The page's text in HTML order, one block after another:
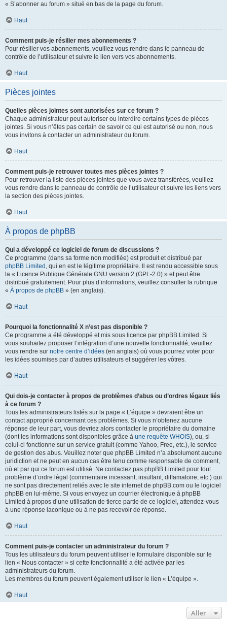
« S’abonner au forum » situé en bas de la page du forum.
Haut
Comment puis-je résilier mes abonnements ?
Pour résilier vos abonnements, veuillez vous rendre dans le panneau de
contrôle de l’utilisateur et suivre le lien vers vos abonnements.
Haut
Pièces jointes
Quelles pièces jointes sont autorisées sur ce forum ?
Chaque administrateur peut autoriser ou interdire certains types de pièces
jointes. Si vous n’êtes pas certain de savoir ce qui est autorisé ou non, nous
vous invitons à contacter un administrateur du forum.
Haut
Comment puis-je retrouver toutes mes pièces jointes ?
Pour retrouver la liste des pièces jointes que vous avez transférées, veuillez
vous rendre dans le panneau de contrôle de l’utilisateur et suivre les liens vers
la section des pièces jointes.
Haut
À propos de phpBB
Qui a développé ce logiciel de forum de discussions ?
Ce programme (dans sa forme non modifiée) est produit et distribué par
phpBB Limited , qui en est le légitime propriétaire. Il est rendu accessible sous
la « Licence Publique Générale GNU version 2 (GPL-2.0) » et peut être
distribué gratuitement. Pour plus d’informations, veuillez consulter la rubrique
« À propos de phpBB » (en anglais).
Haut
Pourquoi la fonctionnalité X n’est pas disponible ?
Ce programme a été développé et mis sous licence par phpBB Limited. Si
vous souhaitez proposer l’intégration d’une nouvelle fonctionnalité, veuillez
vous rendre sur notre centre d’idées (en anglais) où vous pourrez voter pour
les idées soumises par d’autres utilisateurs et suggérer les vôtres.
Haut
Qui dois-je contacter à propos de problèmes d’abus ou d’ordres légaux liés
à ce forum ?
Tous les administrateurs listés sur la page « L’équipe » devraient être un
contact approprié concernant ces problèmes. Si vous n’obtenez aucune
réponse de leur part, vous devriez alors contacter le propriétaire du domaine
(dont les informations sont disponibles grâce à une requête WHOIS), ou, si
celui-ci fonctionne sur un service gratuit (comme Yahoo, Free, etc.), le service
de gestion des abus. Veuillez noter que phpBB Limited n’a absolument aucune
juridiction et ne peut en aucun cas être tenu comme responsable de comment,
où et par qui ce forum est utilisé. Ne contactez pas phpBB Limited pour tout
problème d’ordre légal (commentaire incessant, insultant, diffamatoire, etc.) qui
ne sont pas directement reliés avec le site internet de phpBB.com ou le logiciel
phpBB en lui-même. Si vous envoyez un courrier électronique à phpBB
Limited à propos d’une utilisation de tierce partie de ce logiciel, attendez-vous
à une réponse laconique ou à ne pas recevoir de réponse.
Haut
Comment puis-je contacter un administrateur du forum ?
Tous les utilisateurs du forum peuvent utiliser le formulaire disponible sur le
lien « Nous contacter » si cette fonctionnalité a été activée par les
administrateurs du forum.
Les membres du forum peuvent également utiliser le lien « L’équipe ».
Haut
Aller